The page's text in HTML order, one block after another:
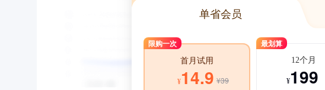
单省会员
限购一次
首月试用
¥14.9 ¥39
最划算
12个月
¥199